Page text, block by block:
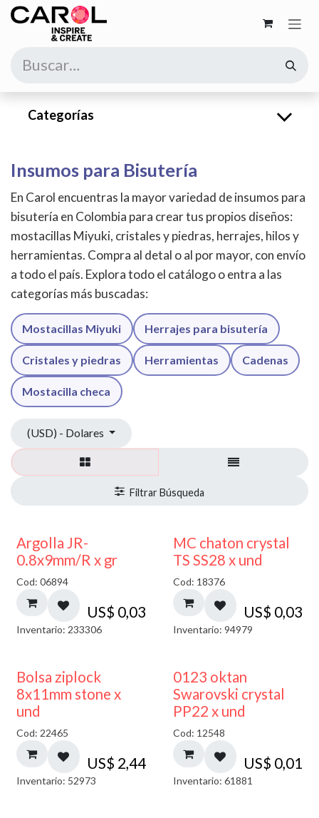
Ir al contenido
Categorías
Insumos para Bisutería
En Carol encuentras la mayor variedad de insumos para
bisutería en Colombia para crear tus propios diseños:
mostacillas Miyuki, cristales y piedras, herrajes, hilos y
herramientas. Compra al detal o al por mayor, con envío
a todo el país. Explora todo el catálogo o entra a las
categorías más buscadas:
Mostacillas Miyuki Herrajes para bisutería
Cristales y piedras Herramientas Cadenas
Mostacilla checa
(USD) - Dolares
Argolla JR-
0.8x9mm/R x gr
Cod: 06894
US$ 0,03
Inventario: 233306
MC chaton crystal
TS SS28 x und
Cod: 18376
US$ 0,03
Inventario: 94979
¡NUEVO!
Bolsa ziplock
8x11mm stone x
und
Cod: 22465
US$ 2,44
Inventario: 52973
0123 oktan
Swarovski crystal
PP22 x und
Cod: 12548
US$ 0,01
Inventario: 61881